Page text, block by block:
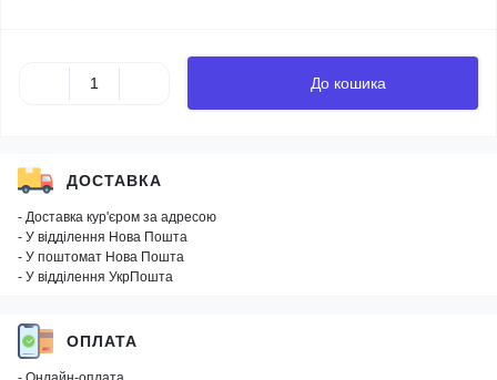
До кошика
ДОСТАВКА
- Доставка кур'єром за адресою
- У відділення Нова Пошта
- У поштомат Нова Пошта
- У відділення УкрПошта
ОПЛАТА